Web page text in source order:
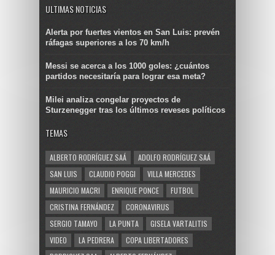
ULTIMAS NOTICIAS
Alerta por fuertes vientos en San Luis: prevén
ráfagas superiores a los 70 km/h
Messi se acerca a los 1000 goles: ¿cuántos
partidos necesitaría para lograr esa meta?
Milei analiza congelar proyectos de
Sturzenegger tras los últimos reveses políticos
TEMAS
ALBERTO RODRÍGUEZ SAÁ
ADOLFO RODRÍGUEZ SAÁ
SAN LUIS
CLAUDIO POGGI
VILLA MERCEDES
MAURICIO MACRI
ENRIQUE PONCE
FUTBOL
CRISTINA FERNÁNDEZ
CORONAVIRUS
SERGIO TAMAYO
LA PUNTA
GISELA VARTALITIS
VIDEO
LA PEDRERA
COPA LIBERTADORES